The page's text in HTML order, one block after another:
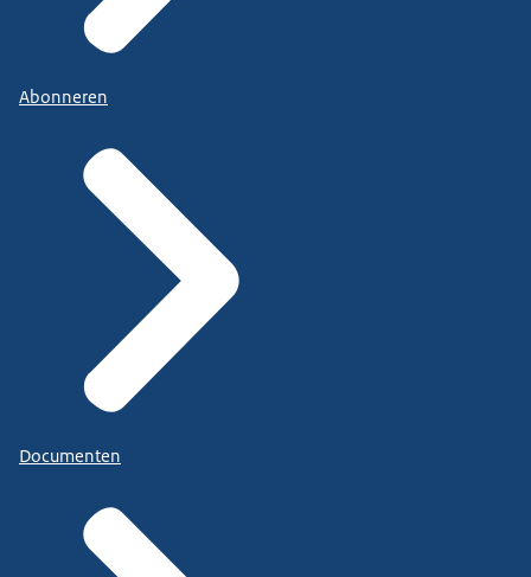
Abonneren
Documenten